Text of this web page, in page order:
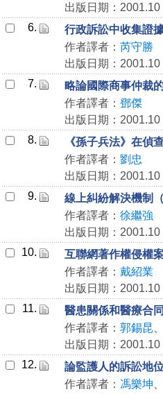
出版日期：2001.10
6.
行政訴訟中收集證
作者譯者： 芮守勝
出版日期：2001.10
7.
略論國際商事仲裁
作者譯者： 鄧傑
出版日期：2001.10
8.
《孫子兵法》在偵
作者譯者： 劉忠
出版日期：2001.10
9.
線上糾紛解決機制
作者譯者： 徐繼強
出版日期：2001.10
10.
互聯網著作權侵權
作者譯者： 戴紹業
出版日期：2001.10
11.
醫患關係和醫療合
作者譯者： 郭錫昆
出版日期：2001.10
12.
論監護人的訴訟地
作者譯者： 馮樂坤